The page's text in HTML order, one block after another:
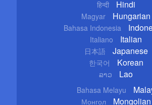
हिन्दी Hindi
Magyar Hungarian
Bahasa Indonesia
Italiano Italian
日本語 Japanese
한국어 Korean
ລາວ Lao
Bahasa Melayu
Монгол Mongolian